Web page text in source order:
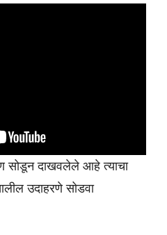
सोडून दाखवलेले आहे त्याचा
उदाहरणे सोडवा